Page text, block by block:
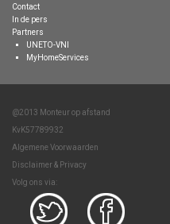
Contact
In de pers
Partners
UNETO-VNI
MyHomeServices
@2013 Monteur op afstand
KvK57789932
Algemene Voorwaarden
Disclaimer & Privacy
Volg ons via: